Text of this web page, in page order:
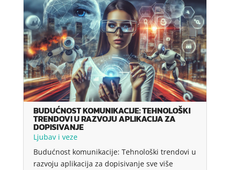
BUDUĆNOST KOMUNIKACIJE: TEHNOLOŠKI
TRENDOVI U RAZVOJU APLIKACIJA ZA
DOPISIVANJE
Ljubav i veze
Budućnost komunikacije: Tehnološki trendovi u
razvoju aplikacija za dopisivanje sve više